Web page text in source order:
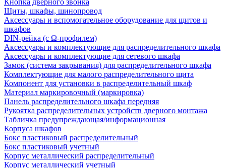
Кнопка дверного звонка
Щиты, шкафы, шинопровод
Аксессуары и вспомогательное оборудование для щитов и
шкафов
DIN-рейка (с Ω-профилем)
Аксессуары и комплектующие для распределительного шкафа
Аксессуары и комплектующие для сетевого шкафа
Замок (система закрывания) для распределительного шкафа
Комплектующие для малого распределительного щита
Компонент для установки в распределительный шкаф
Материал маркировочный (маркировка)
Панель распределительного шкафа передняя
Рукоятка распределительных устройств дверного монтажа
Табличка предупреждающая/информационная
Корпуса шкафов
Бокс пластиковый распределительный
Бокс пластиковый учетный
Корпус металлический распределительный
Корпус металлический учетный